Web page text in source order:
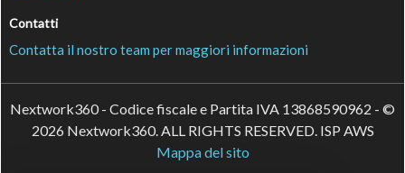
Contatti
Contatta il nostro team per maggiori informazioni
Nextwork360 - Codice fiscale e Partita IVA 13868590962 - ©
2026 Nextwork360. ALL RIGHTS RESERVED. ISP AWS
Mappa del sito